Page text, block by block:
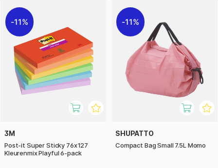
11%
3M
Post-it Super Sticky 76x127
Kleurenmix Playful 6-pack
11%
SHUPATTO
Compact Bag Small 7.5L Momo